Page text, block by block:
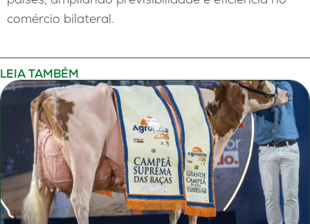
comércio bilateral.
LEIA TAMBÉM